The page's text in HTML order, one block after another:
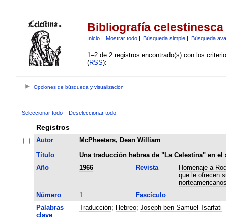
Bibliografía celestinesca
Inicio| Mostrar todo| Búsqueda simple| Búsqueda
1–2 de 2 registros encontrado(s) con los
(RSS):
Opciones de búsqueda y visualización
Seleccionar todo Deseleccionar todo
Registros
Autor
McPheeters, Dean William
Título
Una traducción hebrea de "La Celestina" en el
Año
1966 Revista
Homenaje a
que le ofrecen
Número
1
Fascículo
Palabras
clave
Traducción; Hebreo; Joseph ben Samuel Tsarfati